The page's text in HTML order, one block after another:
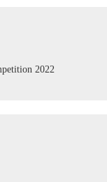
2022